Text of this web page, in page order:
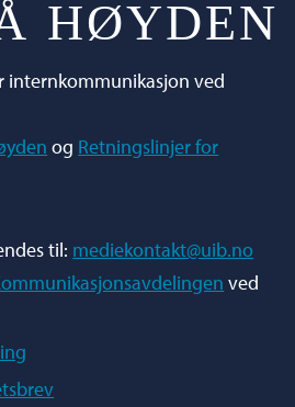
internkommunikasjon ved
og Retningslinjer for
til: mediekontakt@uib.no
ved